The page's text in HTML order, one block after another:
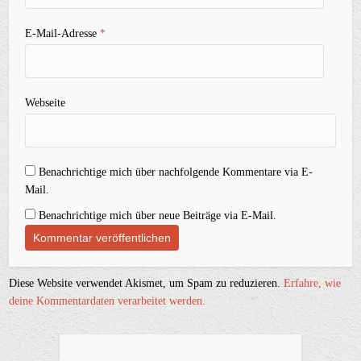
E-Mail-Adresse*
Webseite
Benachrichtige mich über nachfolgende Kommentare via E-
Mail.
Benachrichtige mich über neue Beiträge via E-Mail.
Diese Website verwendet Akismet, um Spam zu reduzieren.Erfahre, wie
deine Kommentardaten verarbeitet werden.